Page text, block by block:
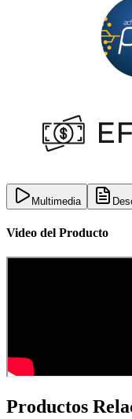
Multimedia
Video del Producto
Productos